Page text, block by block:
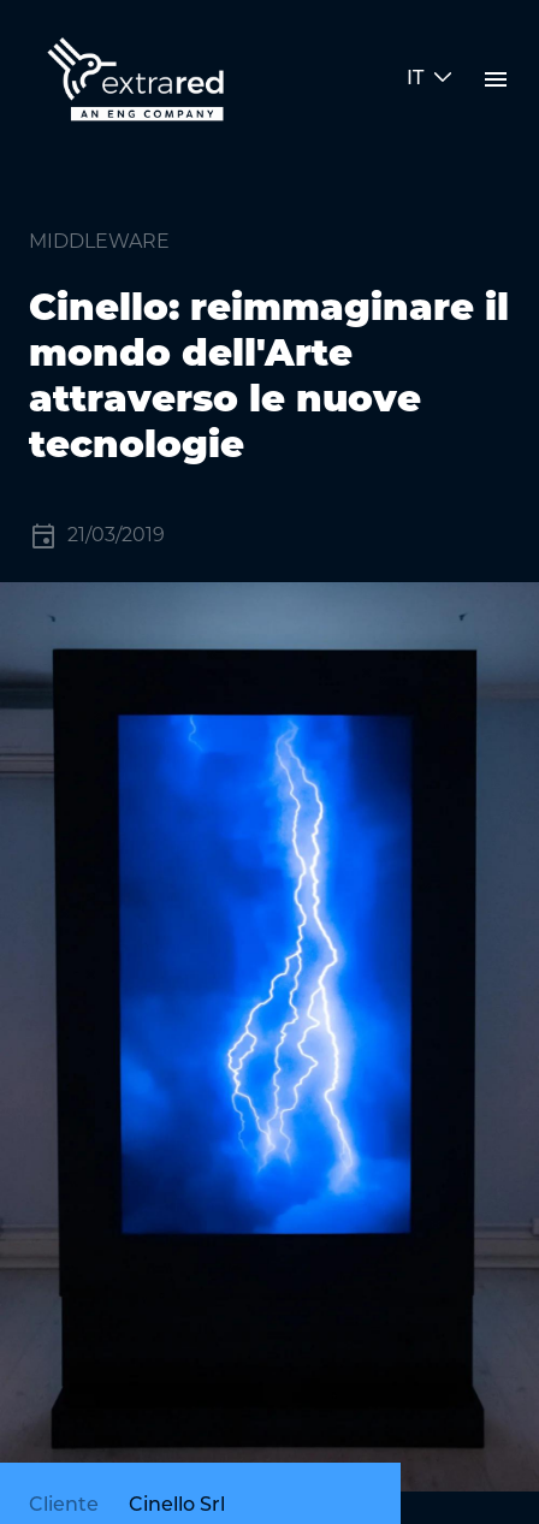
menu
MIDDLEWARE
Cinello: reimmaginare il
mondo dell'Arte
attraverso le nuove
tecnologie
event 21/03/2019
Cliente Cinello Srl